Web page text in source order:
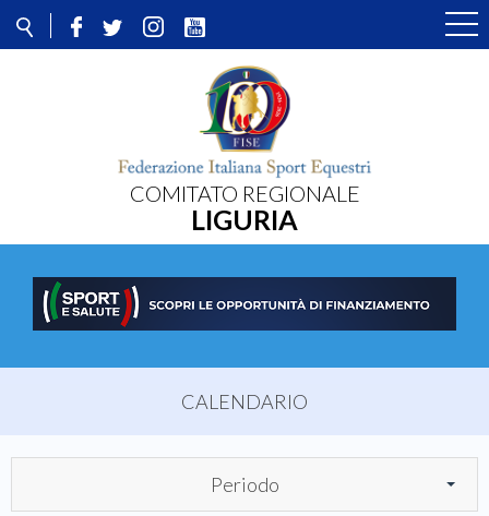
COMITATO REGIONALE
LIGURIA
CALENDARIO
Periodo